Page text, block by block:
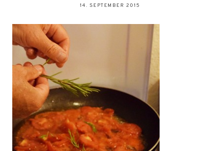
14. SEPTEMBER 2015